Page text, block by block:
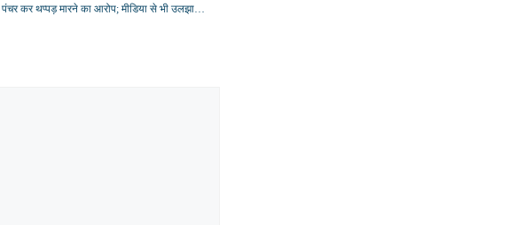
रिक्शा चालक से 20 रुपये मांगने का आरोप, इनकार पर रिक्शा पंचर कर थप्पड़ मारने का आरोप; मीडिया से भी उलझा यातायात सिपाही